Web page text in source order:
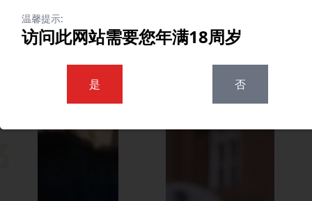
温馨提示:
访问此网站需要您年满18周岁
是 否